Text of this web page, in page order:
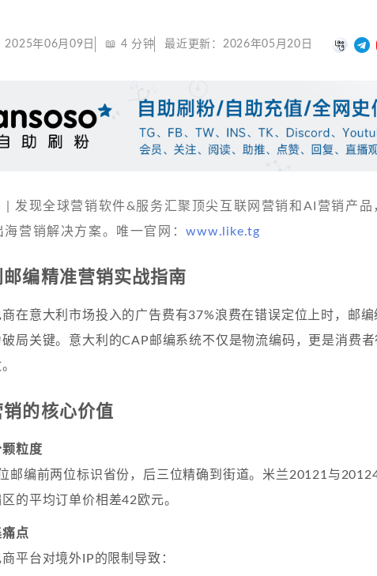
2025年06月09日 📖 4 分钟 最近更新： 2026年05月20日
| 发现全球营销软件&服务汇聚顶尖互联网营销和AI营销产品
海营销解决方案。唯一官网：www.like.tg
邮编精准营销实战指南
商在意大利市场投入的广告费有37%浪费在错误定位上时，邮编
局关键。意大利的CAP邮编系统不仅是物流编码，更是消费者
销的核心价值
粒度
邮编前两位标识省份，后三位精确到街道。米兰20121与
的平均订单价相差42欧元。
点
平台对境外IP的限制导致：